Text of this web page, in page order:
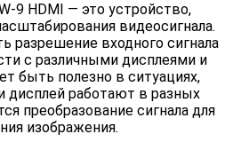
9 HDMI — это устройство,
видеосигнала.
разрешение входного сигнала
с различными дисплеями и
быть полезно в ситуациях,
дисплей работают в разных
преобразование сигнала для
изображения.